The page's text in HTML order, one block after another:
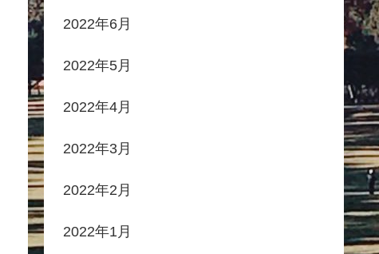
2022年6月
2022年5月
2022年4月
2022年3月
2022年2月
2022年1月